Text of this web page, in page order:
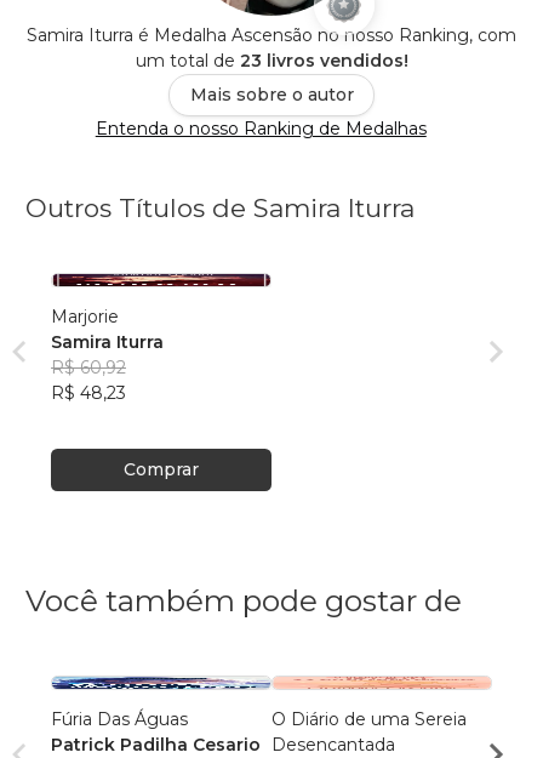
Samira Iturra é Medalha Ascensão no nosso Ranking, com
um total de 23 livros vendidos!
Mais sobre o autor
Entenda o nosso Ranking de Medalhas
Outros Títulos de Samira Iturra
Marjorie
Samira Iturra
R$ 60,92
R$ 48,23
Comprar
Você também pode gostar de
Fúria Das Águas
Patrick Padilha Cesario
O Diário de uma Sereia
Desencantada